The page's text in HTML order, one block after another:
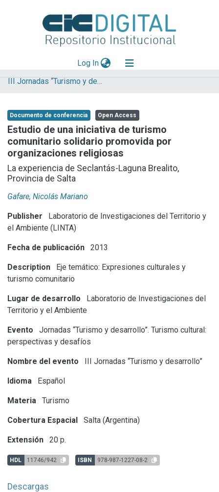
Log In(current)
Explorar
Aportar material
Statistics
III Jornadas “Turismo y desarrollo”. Turismo cultural: perspectivas y desafíos
Documento de conferencia Open Access
Estudio de una iniciativa de turismo
comunitario solidario promovida por
organizaciones religiosas
La experiencia de Seclantás-Laguna Brealito,
Provincia de Salta
Gafare, Nicolás Mariano
Publisher
Laboratorio de Investigaciones del Territorio y
el Ambiente (LINTA)
Fecha de publicación 2013
Description
Eje temático: Expresiones culturales y
turismo comunitario
Lugar de desarrollo
Laboratorio de Investigaciones del
Territorio y el Ambiente
Evento
Jornadas “Turismo y desarrollo”. Turismo cultural:
perspectivas y desafíos
Nombre del evento III Jornadas “Turismo y desarrollo”
Idioma Español
Materia Turismo
Cobertura Espacial Salta (Argentina)
Extensión 20 p.
HDL 11746/942 ISBN 978-987-1227-08-2
Descargas